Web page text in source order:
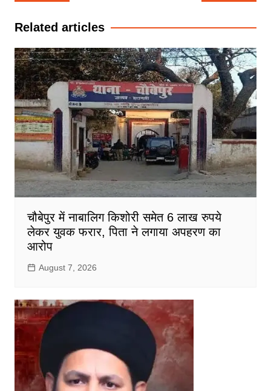
Related articles
चौबेपुर में नाबालिग किशोरी समेत 6 लाख रुपये
लेकर युवक फरार, पिता ने लगाया अपहरण का
आरोप
August 7, 2026